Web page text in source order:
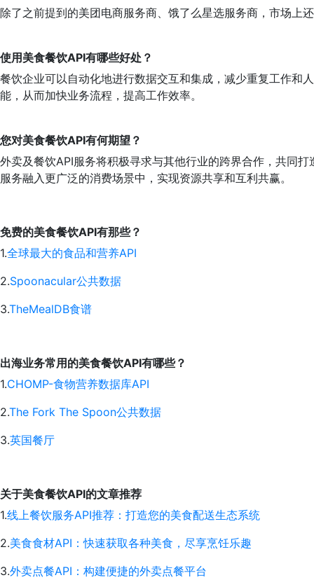
除了之前提到的美团电商服务商、饿了么星选服务商，市场上
使用美食餐饮API有哪些好处？
餐饮企业可以自动化地进行数据交互和集成，减少重复工作和
能，从而加快业务流程，提高工作效率。
您对美食餐饮API有何期望？
外卖及餐饮API服务将积极寻求与其他行业的跨界合作，共同
服务融入更广泛的消费场景中，实现资源共享和互利共赢。
免费的美食餐饮API有那些？
1.全球最大的食品和营养API
2.Spoonacular公共数据
3.TheMealDB食谱
出海业务常用的美食餐饮API有哪些？
1.CHOMP-食物营养数据库API
2.The Fork The Spoon公共数据
3.英国餐厅
关于美食餐饮API的文章推荐
1.线上餐饮服务API推荐：打造您的美食配送生态系统
2.美食食材API：快速获取各种美食，尽享烹饪乐趣
3.外卖点餐API：构建便捷的外卖点餐平台